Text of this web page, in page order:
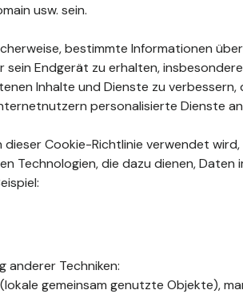
usw. sein.
bestimmte Informationen
sein Endgerät zu erhalten,
Inhalte und Dienste zu verbessern,
personalisierte Dienste
dieser Cookie-Richtlinie verwendet
Technologien, die dazu dienen, Daten
anderer Techniken:
gemeinsam genutzte Objekte),